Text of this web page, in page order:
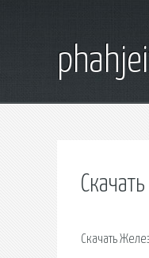
Скачать